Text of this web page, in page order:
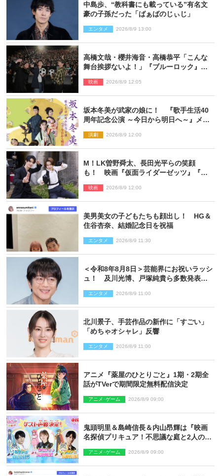
中島歩、“教科書にも載っている”有名文
豪の子孫だった「ばぁばのじぃじ」
エンタメ 2026/8/9 13:00
高橋文哉・櫻井海音・高橋恭平「こんな
舞台挨拶ないよ！」『ブルーロック』自
映画 2026/8/9 12:05
坂本冬美が武家の娘に！ 『歌手生活40
周年記念公演 ～今日から明日へ～』メイ
演劇 2026/8/9 12:00
M！LK曽野舜太、長田光平らの笑顔
も！ 映画『仮面ライダーゼッツ』『超
ショット到着
映画 2026/8/9 12:00
美男美女の子どもたちも顔出し！ HG＆
住谷杏奈、結婚記念日を祝福
エンタメ 2026/8/9 11:30
＜令和8年8月8日＞芸能界にお祝いラッシ
ュ！ 及川光博、戸塚純貴ら多数発表結
エンタメ 2026/8/9 11:00
北川景子、手芸作品の新作に「すごい」
「めちゃオシャレ」反響
エンタメ 2026/8/9 11:00
アニメ『薬屋のひとりごと』1期・2期全
話がTVerで期間限定無料配信決定
アニメ･ゲーム 2026/8/9 09:00
鬼頭明里＆島崎信長＆内山昂輝は『映画
名探偵プリキュア！不思議な庭と2人の秘
アニメ･ゲーム 2026/8/9 09:00